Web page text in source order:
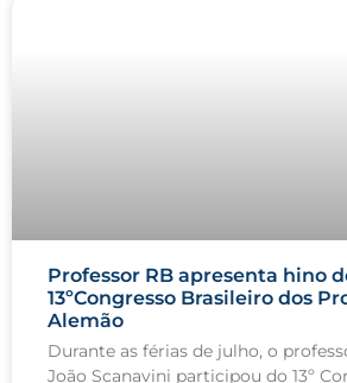
Professor RB apresenta hino
13ºCongresso Brasileiro dos
Alemão
Durante as férias de julho, o
João Scanavini participou do 13º